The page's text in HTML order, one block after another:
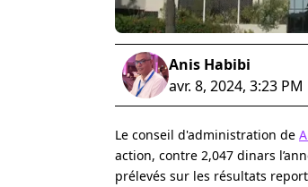
Anis Habibi
avr. 8, 2024, 3:23 PM
Le conseil d'administration de
action, contre 2,047 dinars
prélevés sur les résultats